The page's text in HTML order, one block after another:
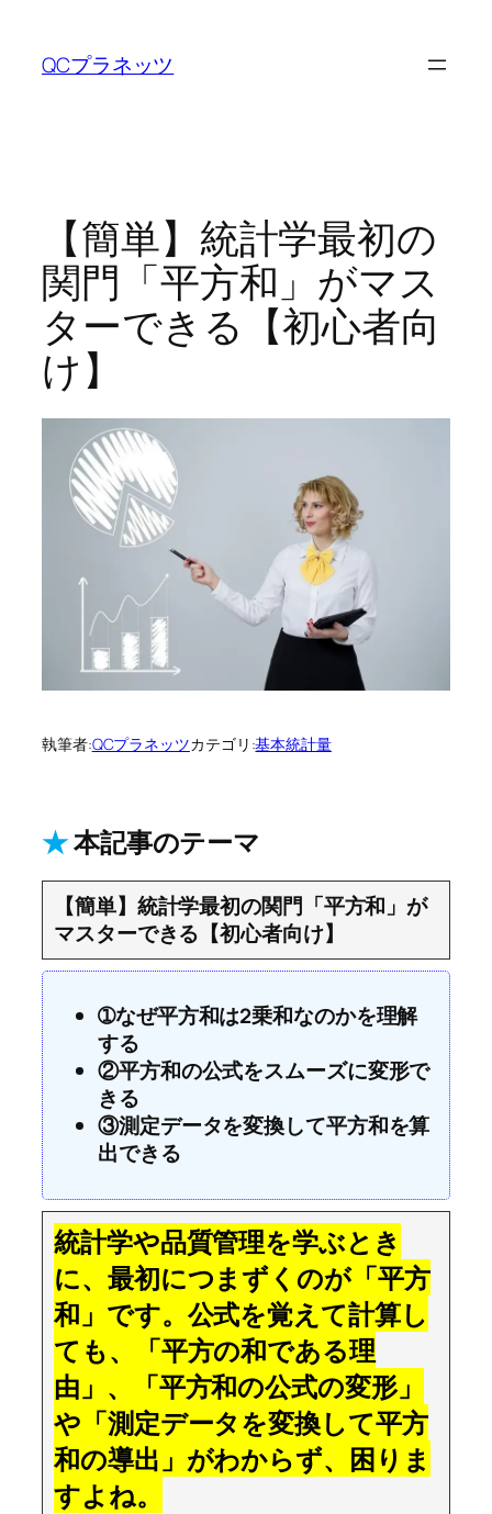
QCプラネッツ
【簡単】統計学最初の
関門「平方和」がマス
ターできる【初心者向
け】
執筆者:QCプラネッツカテゴリ:基本統計量
★本記事のテーマ
【簡単】統計学最初の関門「平方和」が
マスターできる【初心者向け】
➀なぜ平方和は2乗和なのかを理解
する
②平方和の公式をスムーズに変形で
きる
③測定データを変換して平方和を算
出できる
統計学や品質管理を学ぶとき
に、最初につまずくのが「平方
和」です。公式を覚えて計算し
ても、「平方の和である理
由」、「平方和の公式の変形」
や「測定データを変換して平方
和の導出」がわからず、困りま
すよね。